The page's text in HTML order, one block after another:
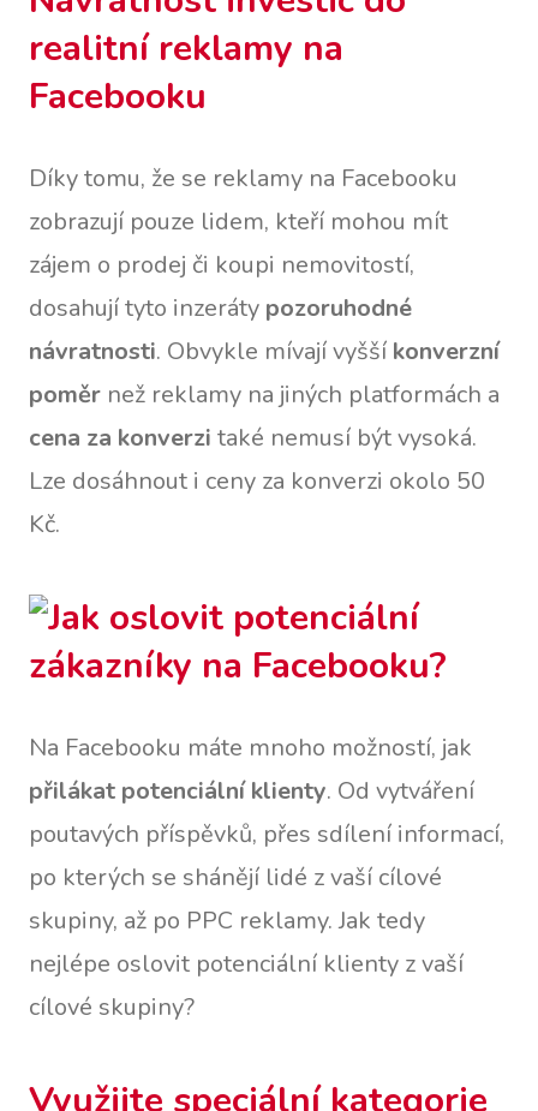
realitní reklamy na
Facebooku
Díky tomu, že se reklamy na Facebooku
zobrazují pouze lidem, kteří mohou mít
zájem o prodej či koupi nemovitostí,
dosahují tyto inzeráty pozoruhodné
návratnosti. Obvykle mívají vyšší konverzní
poměr než reklamy na jiných platformách a
cena za konverzi také nemusí být vysoká.
Lze dosáhnout i ceny za konverzi okolo 50
Kč.
Na Facebooku máte mnoho možností, jak
přilákat potenciální klienty. Od vytváření
poutavých příspěvků, přes sdílení informací,
po kterých se shánějí lidé z vaší cílové
skupiny, až po PPC reklamy. Jak tedy
nejlépe oslovit potenciální klienty z vaší
cílové skupiny?
Využijte speciální kategorie